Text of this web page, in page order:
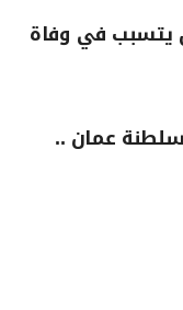
يتسبب في وفاة
عمان ..